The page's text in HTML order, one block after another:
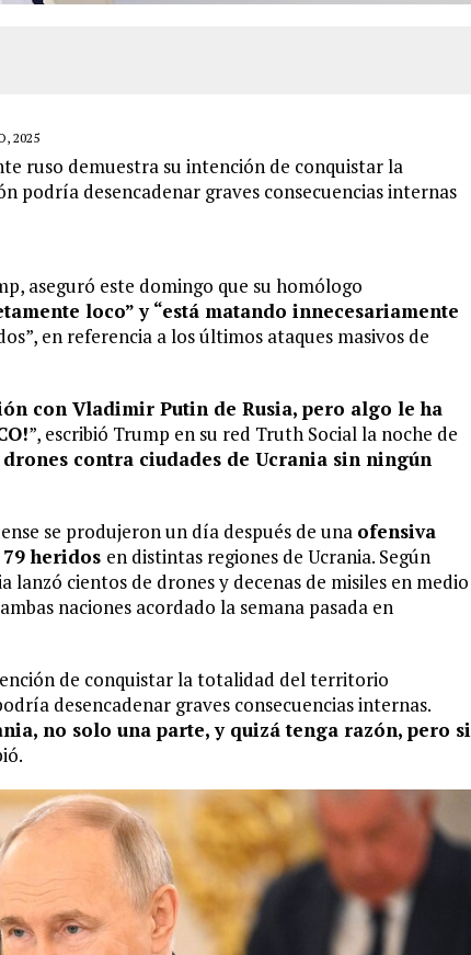
2025
ruso demuestra su intención de conquistar la
desencadenar graves consecuencias internas
aseguró este domingo que su homólogo
loco” y “está matando innecesariamente
en referencia a los últimos ataques masivos de
con Vladimir Putin de Rusia, pero algo le ha
”, escribió Trump en su red Truth Social la noche de
contra ciudades de Ucrania sin ningún
se produjeron un día después de una ofensiva
heridos en distintas regiones de Ucrania. Según
lanzó cientos de drones y decenas de misiles en medio
naciones acordado la semana pasada en
de conquistar la totalidad del territorio
desencadenar graves consecuencias internas.
no solo una parte, y quizá tenga razón, pero si